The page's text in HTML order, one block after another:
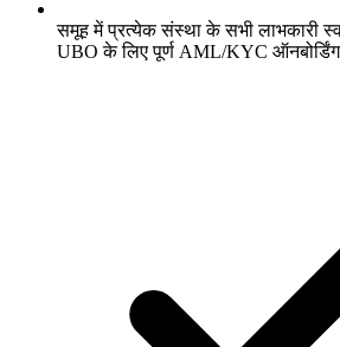
समूह में प्रत्येक संस्था के सभी लाभकारी
UBO के लिए पूर्ण AML/KYC ऑनबोर्डिंग